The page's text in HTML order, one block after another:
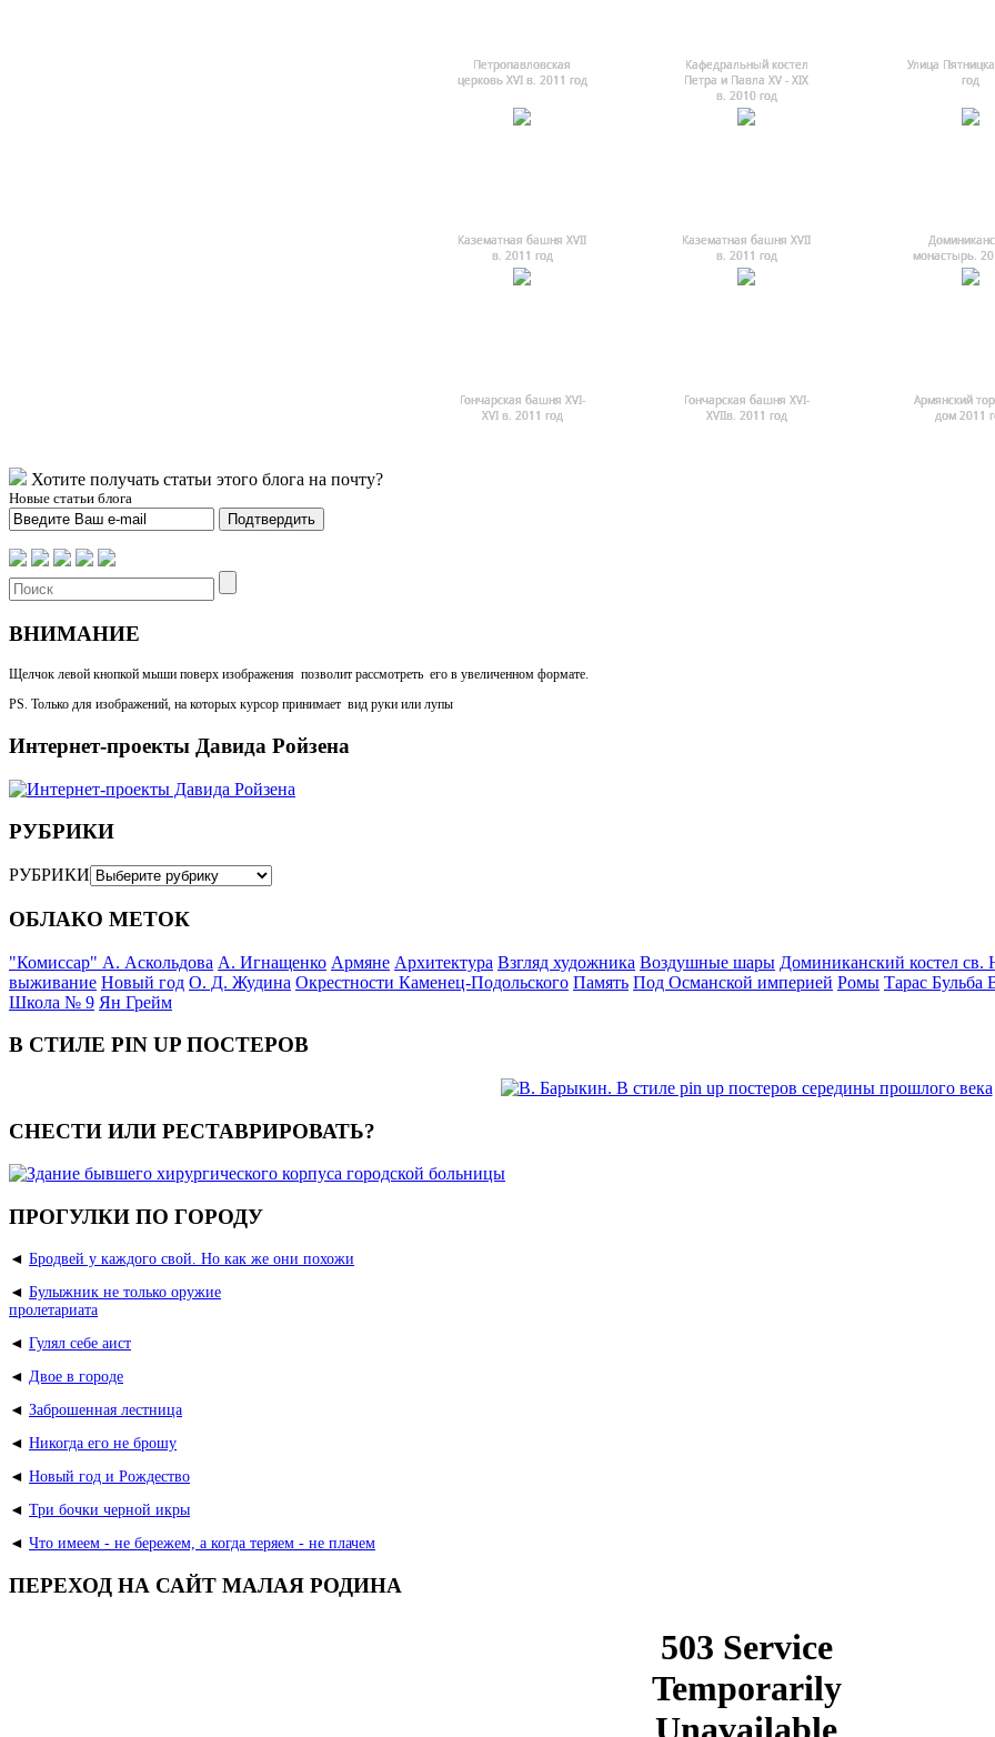
Петропавловская
церковь XVI в. 2011 год
Кафедральный костел
Петра и Павла ХV - ХIХ
в. 2010 год
Улица
год
Казематная башня ХVII
в. 2011 год
Казематная башня ХVII
в. 2011 год
монастырь.
Гончарская башня XVI-
XVI в. 2011 год
Гончарская башня XVI-
XVIIв. 2011 год
Армянский
дом 2011
Хотите получать статьи этого блога на почту?
Новые статьи блога
Подтвердить
ВНИМАНИЕ
Щелчок левой кнопкой мыши поверх изображения позволит рассмотреть его в увеличенном формате.
PS. Только для изображений, на которых курсор принимает вид руки или лупы
Интернет-проекты Давида Ройзена
РУБРИКИ
РУБРИКИ
ОБЛАКО МЕТОК
"Комиссар" А. Аскольдова А. Игнащенко Армяне Архитектура Взгляд художника Воздушные шары Доминиканский костел св.
выживание Новый год О. Д. Жудина Окрестности Каменец-Подольского Память Под Османской империей Ромы Тарас Бульба
Школа № 9 Ян Грейм
В СТИЛЕ PIN UP ПОСТЕРОВ
СНЕСТИ ИЛИ РЕСТАВРИРОВАТЬ?
ПРОГУЛКИ ПО ГОРОДУ
◄ Бродвей у каждого свой. Но как же они похожи
◄ Булыжник не только оружие
пролетариата
◄ Гулял себе аист
◄ Двое в городе
◄ Заброшенная лестница
◄ Никогда его не брошу
◄ Новый год и Рождество
◄ Три бочки черной икры
◄ Что имеем - не бережем, а когда теряем - не плачем
ПЕРЕХОД НА САЙТ МАЛАЯ РОДИНА